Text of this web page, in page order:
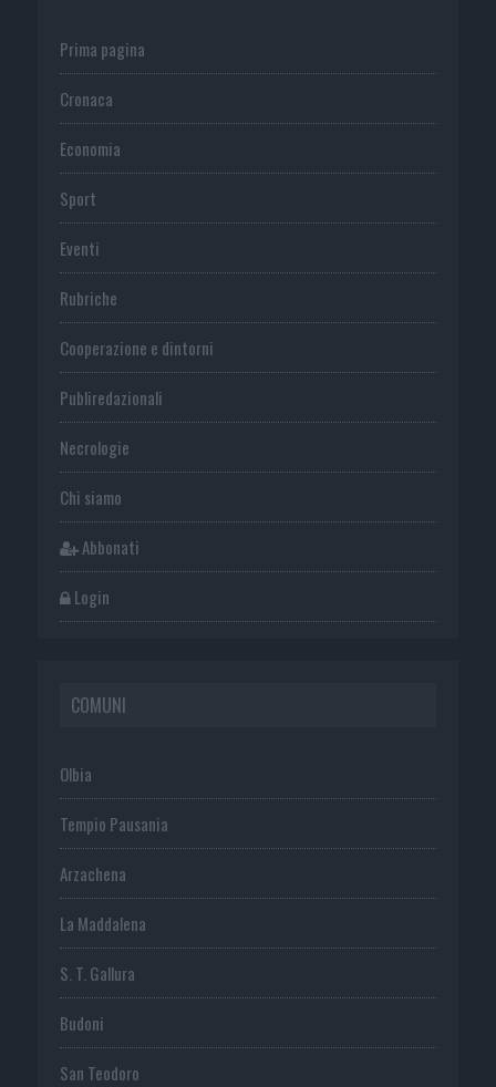
Prima pagina
Cronaca
Economia
Sport
Eventi
Rubriche
Cooperazione e dintorni
Publiredazionali
Necrologie
Chi siamo
Abbonati
Login
COMUNI
Olbia
Tempio Pausania
Arzachena
La Maddalena
S. T. Gallura
Budoni
San Teodoro